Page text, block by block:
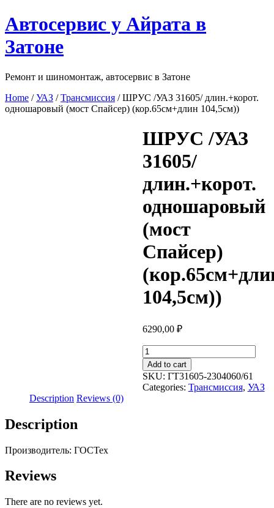
Перейти
к
содержимому
Автосервис у Айрата в
Затоне
Ремонт и шиномонтаж, автосервис в Затоне
Home /УАЗ /Трансмиссия / ШРУС /УАЗ 31605/ длин.+корот.
одношаровый (мост Спайсер) (кор.65см+длин 104,5см))
ШРУС /УАЗ
31605/
длин.+корот.
одношаровый
(мост
Спайсер)
104,5см))
6290,00 ₽
ШРУС
/
УАЗ
31605/
длин.+корот.
Add to cart
SKU: ГТ31605-2304060/61
Categories: Трансмиссия, УАЗ
Description Reviews (0)
Description
Производитель: ГОСТех
Reviews
There are no reviews yet.